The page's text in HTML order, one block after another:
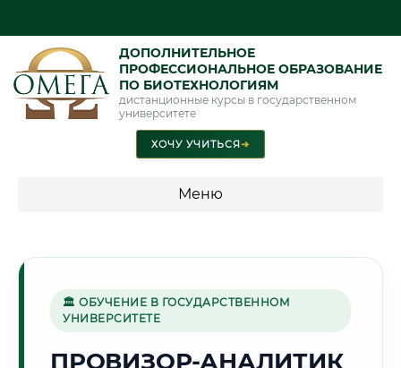
ДОПОЛНИТЕЛЬНОЕ
ПРОФЕССИОНАЛЬНОЕ ОБРАЗОВАНИЕ
ПО БИОТЕХНОЛОГИЯМ
дистанционные курсы в государственном
университете
ХОЧУ УЧИТЬСЯ➜
Меню
🏢
🏛 ОБУЧЕНИЕ В ГОСУДАРСТВЕННОМ
УНИВЕРСИТЕТЕ
ПРОВИЗОР-АНАЛИТИК